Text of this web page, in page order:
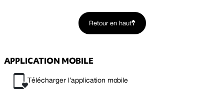
Retour en haut
APPLICATION MOBILE
Télécharger l’application mobile